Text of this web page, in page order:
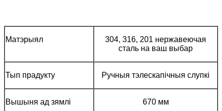
Матэрыял
304, 316, 201 нержавеючая
сталь на ваш выбар
Тып прадукту Ручныя тэлескапічныя слупкі
Вышыня ад зямлі 670 мм